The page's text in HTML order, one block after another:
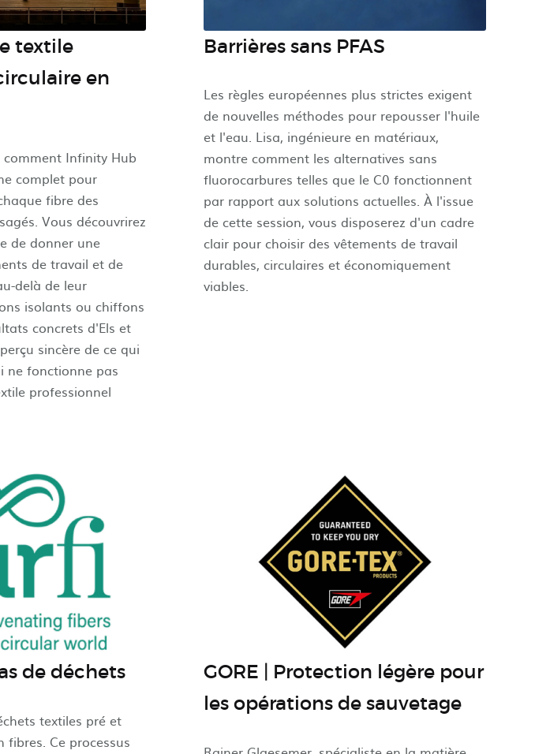
textile
en
Infinity Hub
complet pour
fibre des
Vous découvrirez
de donner une
de travail et de
delà de leur
isolants ou chiffons
concrets d'Els et
sincère de ce qui
ne fonctionne pas
professionnel
Barrières sans PFAS
Les règles européennes plus strictes exigent
de nouvelles méthodes pour repousser l'huile
et l'eau. Lisa, ingénieure en matériaux,
montre comment les alternatives sans
fluorocarbures telles que le C0 fonctionnent
par rapport aux solutions actuelles. À l'issue
de cette session, vous disposerez d'un cadre
clair pour choisir des vêtements de travail
durables, circulaires et économiquement
viables.
de déchets
textiles pré et
Ce processus
GORE | Protection légère pour
les opérations de sauvetage